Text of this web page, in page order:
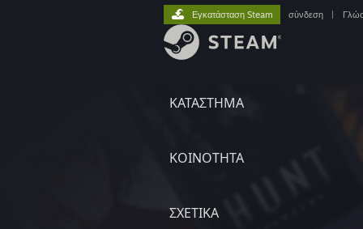
ΚΑΤΑΣΤΗΜΑ
ΚΟΙΝΟΤΗΤΑ
ΣΧΕΤΙΚΆ
Εγκατάσταση Steam σύνδεση